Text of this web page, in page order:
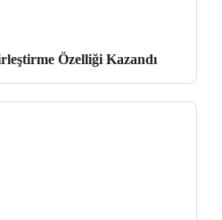
Özelliği Kazandı